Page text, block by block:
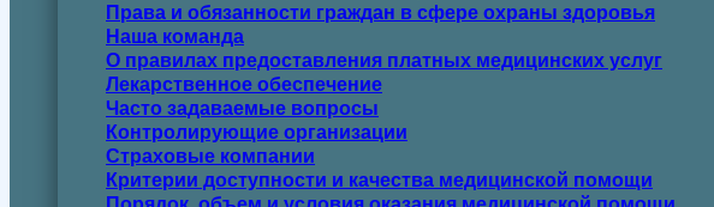
Права и обязанности граждан в сфере охраны здоровья
Наша команда
О правилах предоставления платных медицинских услуг
Лекарственное обеспечение
Часто задаваемые вопросы
Контролирующие организации
Страховые компании
Критерии доступности и качества медицинской помощи